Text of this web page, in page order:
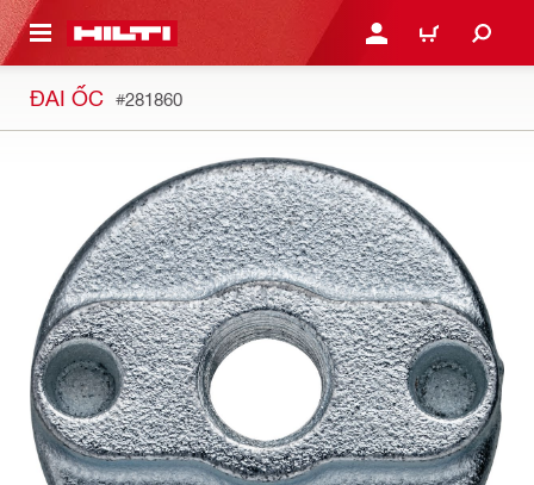
NỘI DUNG CHÍNH ĐĂNG NHẬP HOẶC
GIỎ HÀNG
ĐAI ỐC #281860